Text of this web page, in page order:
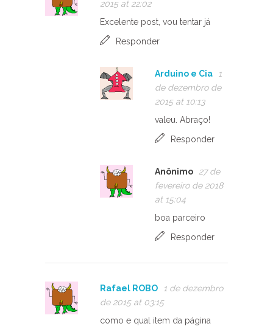
2015 at 22:02
Excelente post, vou tentar já
Responder
Arduino e Cia
1
de dezembro de
2015 at 10:13
valeu. Abraço!
Responder
Anônimo
27 de
fevereiro de 2018
at 15:04
boa parceiro
Responder
Rafael ROBO
1 de dezembro
de 2015 at 03:15
como e qual item da página